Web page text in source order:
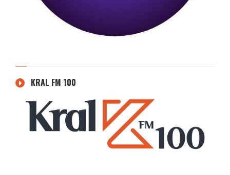
KRAL FM 100